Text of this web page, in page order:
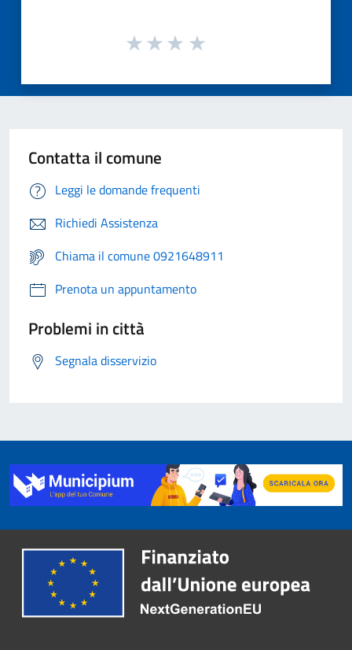
Contatta il comune
Leggi le domande frequenti
Richiedi Assistenza
Chiama il comune 0921648911
Prenota un appuntamento
Problemi in città
Segnala disservizio